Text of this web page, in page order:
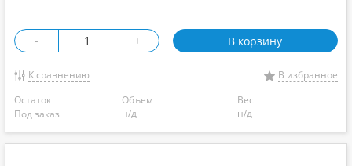
- + В корзину
К сравнению
В избранное
Остаток
Под заказ
Объем
н/д
Вес
н/д